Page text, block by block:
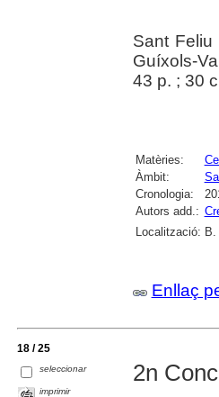
Sant
Guíxols-
43 p. ; 30
Matèries:
Àmbit:
Cronologia:
Autors add.:
Localització:
Enllaç
18 / 25
seleccionar
imprimir
2n